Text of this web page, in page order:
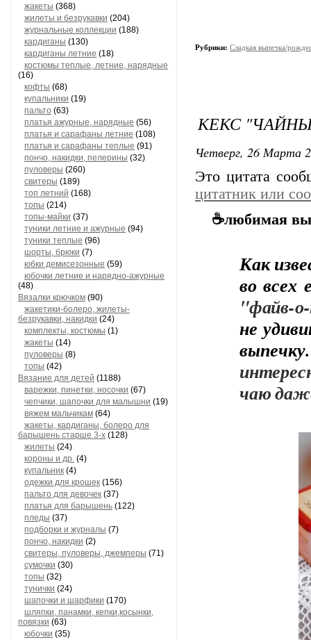
жакеты (368)
жилеты и безрукавки (204)
журнальные коллекции (188)
кардиганы (130)
кардиганы летние (18)
костюмы теплые, летние, нарядные
(16)
кофты (68)
купальники (19)
пальто (63)
платья ажурные, нарядные (56)
платья и сарафаны летние (108)
платья и сарафаны теплые (91)
пончо, накидки, пелерины (32)
пуловеры (260)
свитеры (189)
топ летний (168)
топы (214)
топы-майки (37)
туники летние и ажурные (94)
туники теплые (96)
шорты, брюки (7)
юбки демисезонные (59)
юбочки летние и нарядно-ажурные
(48)
Вязалки крючком (90)
жакетики-болеро, жилеты-
безрукавки, накидки (24)
комплекты, костюмы (1)
жакеты (14)
пуловеры (8)
топы (42)
Вязание для детей (1188)
варежки, пинетки, носочки (67)
чепчики, шапочки для малышни (19)
вяжем мальчикам (64)
жакеты, кардиганы, болеро для
барышень старше 3-х (128)
жилеты (24)
короны и др. (4)
купальник (4)
одежки для крошек (156)
пальто для девочек (37)
платья для барышень (122)
пледы (37)
подборки и журналы (7)
пончо, накидки (2)
свитеры, пуловеры, джемперы (71)
сумочки (30)
топы (32)
тунички (24)
шапочки и шарфики (170)
шляпки, панамки, кепки,косынки,
повязки (63)
юбочки (35)
Рубрики: Сладкая выпечка/
КЕКС
Четверг, 26 Марта
Это цитата
цитатник или
☕любимая
Как
во всех
"файв-
не
выпечку.
чаю